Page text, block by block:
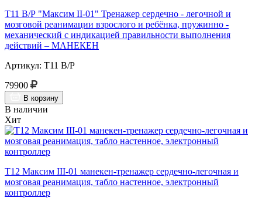
Т11 В/Р "Максим II-01" Тренажер сердечно - легочной и
мозговой реанимации взрослого и ребёнка, пружинно -
механический с индикацией правильности выполнения
действий – МАНЕКЕН
Артикул: Т11 В/Р
79900
В корзину
В наличии
Хит
Т12 Максим III-01 манекен-тренажер сердечно-легочная и
мозговая реанимация, табло настенное, электронный
контроллер